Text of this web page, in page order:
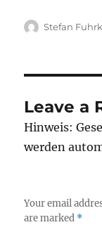
Author
Stefan
Leave a
Hinweis:
werden
Your email
are marked *